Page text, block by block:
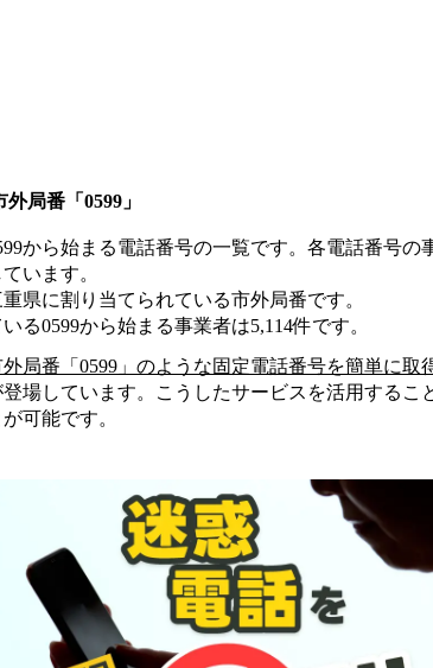
局番「0599」
から始まる電話番号の一覧です。各電話番号
います。
県に割り当てられている市外局番です。
る0599から始まる事業者は5,114件です。
局番「 0599 」のような固定電話番号を簡単に取
場しています。こうしたサービスを活用するこ
可能です。